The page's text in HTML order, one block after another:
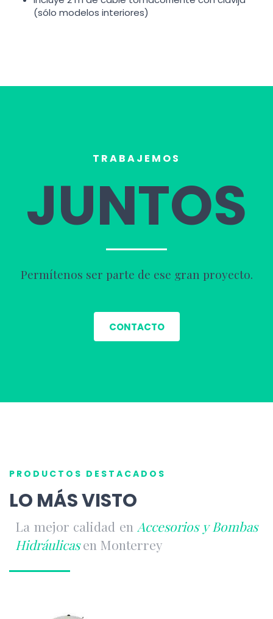
(sólo modelos interiores)
TRABAJEMOS
JUNTOS
Permítenos ser parte de ese gran proyecto.
CONTACTO
PRODUCTOS DESTACADOS
LO MÁS VISTO
La mejor calidad en Accesorios y Bombas
Hidráulicasen Monterrey